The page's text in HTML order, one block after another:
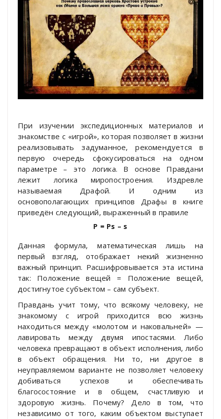
При изучении экспедиционных материалов и
знакомстве с «игрой», которая позволяет в жизни
реализовывать задуманное, рекомендуется в
первую очередь сфокусироваться на одном
параметре – это логика. В основе Правдани
лежит логика миропостроения. Издревле
называемая Драфой. И одним из
основополагающих принципов Драфы в книге
приведён следующий, выраженный в правиле
P = Ps – s
Данная формула, математическая лишь на
первый взгляд, отображает некий жизненно
важный принцип. Расшифровывается эта истина
так: Положение вещей = Положение вещей,
достигнутое субъектом – сам субъект.
Правдань учит тому, что всякому человеку, не
знакомому с игрой приходится всю жизнь
находиться между «молотом и наковальней» —
лавировать между двумя ипостасями. Либо
человека превращают в объект исполнения, либо
в объект обращения. Ни то, ни другое в
неуправляемом варианте не позволяет человеку
добиваться успехов и обеспечивать
благосостояние и в общем, счастливую и
здоровую жизнь. Почему? Дело в том, что
независимо от того, каким объектом выступает